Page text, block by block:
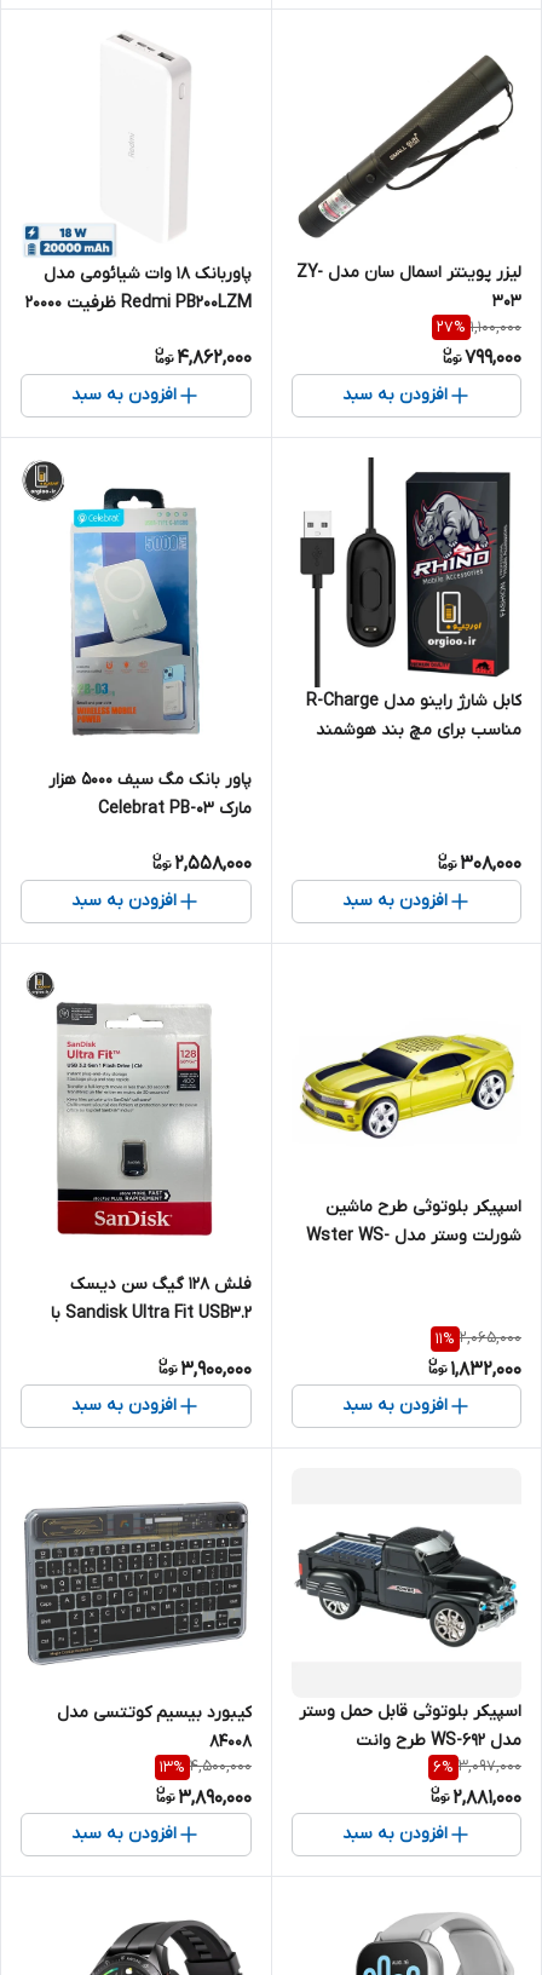
لیزر پوینتر اسمال سان مدل ZY-
303
1,100,000
27%
799,000
افزودن به سبد
پاوربانک 18 وات شیائومی مدل
Redmi PB200LZM ظرفیت 20000
4,862,000
افزودن به سبد
کابل شارژ راینو مدل R-Charge
مناسب برای مچ بند هوشمند
308,000
افزودن به سبد
پاور بانک مگ سیف 5000 هزار
مارک Celebrat PB-03
2,558,000
افزودن به سبد
اسپیکر بلوتوثی طرح ماشین
شورلت وستر مدل Wster WS-
2,065,000
11%
1,832,000
افزودن به سبد
فلش 128 گیگ سن دیسک
Sandisk Ultra Fit USB3.2 با
3,900,000
افزودن به سبد
اسپیکر بلوتوثی قابل حمل وستر
مدل WS-692 طرح وانت
3,097,000
6%
2,881,000
افزودن به سبد
کیبورد بیسیم کوتتسی مدل
84008
4,500,000
13%
3,890,000
افزودن به سبد